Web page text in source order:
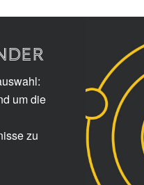
um die
zu